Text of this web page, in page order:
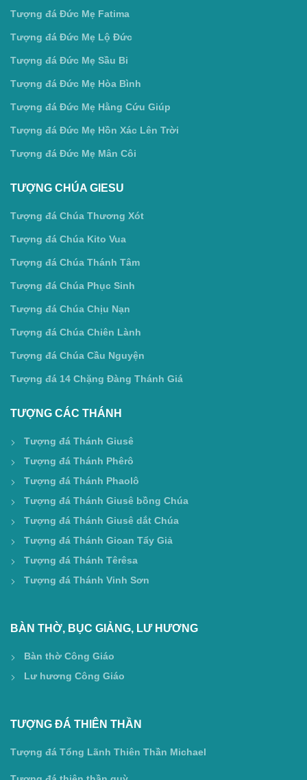
Tượng đá Đức Mẹ Fatima
Tượng đá Đức Mẹ Lộ Đức
Tượng đá Đức Mẹ Sầu Bi
Tượng đá Đức Mẹ Hòa Bình
Tượng đá Đức Mẹ Hằng Cứu Giúp
Tượng đá Đức Mẹ Hồn Xác Lên Trời
Tượng đá Đức Mẹ Mân Côi
TƯỢNG CHÚA GIESU
Tượng đá Chúa Thương Xót
Tượng đá Chúa Kito Vua
Tượng đá Chúa Thánh Tâm
Tượng đá Chúa Phục Sinh
Tượng đá Chúa Chịu Nạn
Tượng đá Chúa Chiên Lành
Tượng đá Chúa Cầu Nguyện
Tượng đá 14 Chặng Đàng Thánh Giá
TƯỢNG CÁC THÁNH
Tượng đá Thánh Giusê
Tượng đá Thánh Phêrô
Tượng đá Thánh Phaolô
Tượng đá Thánh Giusê bồng Chúa
Tượng đá Thánh Giusê dắt Chúa
Tượng đá Thánh Gioan Tẩy Giả
Tượng đá Thánh Têrêsa
Tượng đá Thánh Vinh Sơn
BÀN THỜ, BỤC GIẢNG, LƯ HƯƠNG
Bàn thờ Công Giáo
Lư hương Công Giáo
TƯỢNG ĐÁ THIÊN THẦN
Tượng đá Tổng Lãnh Thiên Thần Michael